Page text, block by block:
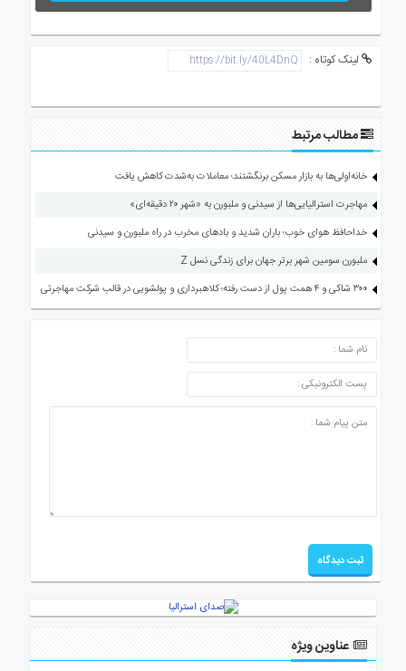
لینک کوتاه :
مطالب مرتبط
خانه‌اولی‌ها به بازار مسکن برنگشتند؛ معاملات به‌شدت کاهش یافت
مهاجرت استرالیایی‌ها از سیدنی و ملبورن به «شهر ۲۰ دقیقه‌ای»
خداحافظ هوای خوب؛ باران شدید و بادهای مخرب در راه ملبورن و سیدنی
ملبورن سومین شهر برتر جهان برای زندگی نسل Z
۳۰۰ شاکی و ۴ همت پول از دست رفته؛ کلاهبرداری و پولشویی در قالب شرکت مهاجرتی
ارسال دیدگاه
عناوین ویژه